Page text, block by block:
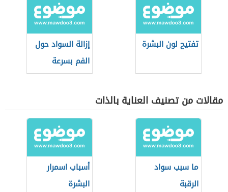
تفتيح لون البشرة
إزالة السواد حول
الفم بسرعة
مقالات من تصنيف العناية بالذات
ما سبب سواد
الرقبة
أسباب اسمرار
البشرة